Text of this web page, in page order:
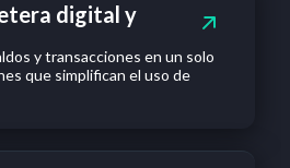
digital y
y transacciones en un solo
que simplifican el uso de